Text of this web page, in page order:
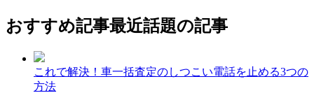
おすすめ記事最近話題の記事
これで解決！車一括査定のしつこい電話を止める3つの
方法